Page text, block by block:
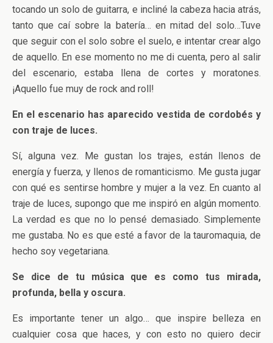
tocando un solo de guitarra, e incliné la cabeza hacia atrás,
tanto que caí sobre la batería… en mitad del solo…Tuve
que seguir con el solo sobre el suelo, e intentar crear algo
de aquello. En ese momento no me di cuenta, pero al salir
del escenario, estaba llena de cortes y moratones.
¡Aquello fue muy de rock and roll!
En el escenario has aparecido vestida de cordobés y
con traje de luces.
Sí, alguna vez. Me gustan los trajes, están llenos de
energía y fuerza, y llenos de romanticismo. Me gusta jugar
con qué es sentirse hombre y mujer a la vez. En cuanto al
traje de luces, supongo que me inspiró en algún momento.
La verdad es que no lo pensé demasiado. Simplemente
me gustaba. No es que esté a favor de la tauromaquia, de
hecho soy vegetariana.
Se dice de tu música que es como tus mirada,
profunda, bella y oscura.
Es importante tener un algo… que inspire belleza en
cualquier cosa que haces, y con esto no quiero decir